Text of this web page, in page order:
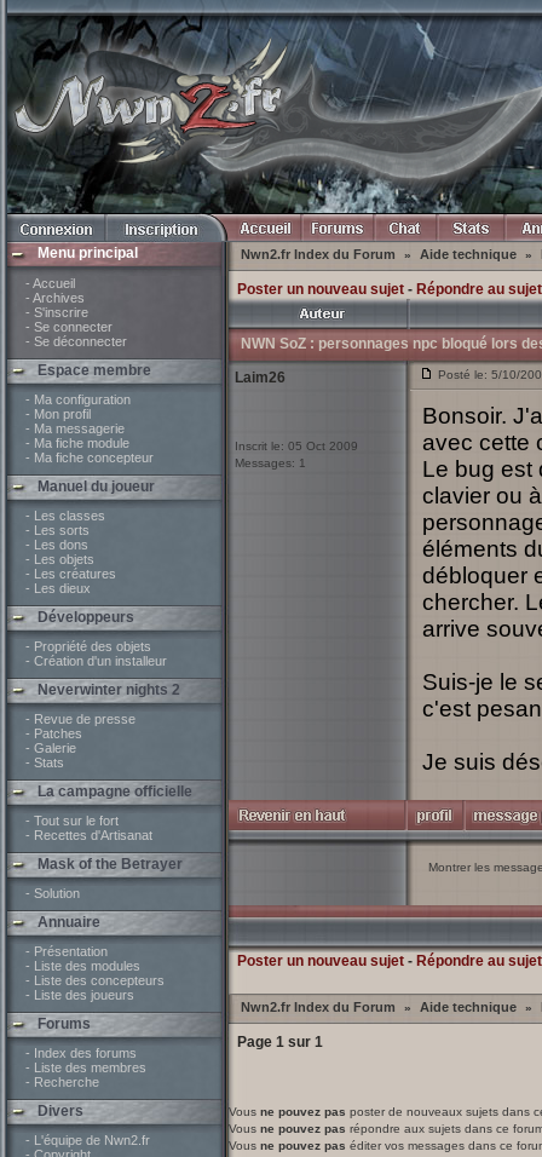
Menu principal
- Accueil
- Archives
- S'inscrire
- Se connecter
- Se déconnecter
Espace membre
- Ma configuration
- Mon profil
- Ma messagerie
- Ma fiche module
- Ma fiche concepteur
Manuel du joueur
- Les classes
- Les sorts
- Les dons
- Les objets
- Les créatures
- Les dieux
Développeurs
- Propriété des objets
- Création d'un installeur
Neverwinter nights 2
- Revue de presse
- Patches
- Galerie
- Stats
La campagne officielle
- Tout sur le fort
- Recettes d'Artisanat
Mask of the Betrayer
- Solution
Annuaire
- Présentation
- Liste des modules
- Liste des concepteurs
- Liste des joueurs
Forums
- Index des forums
- Liste des membres
- Recherche
Divers
- L'équipe de Nwn2.fr
Nwn2.fr Index du Forum » Aide technique »
Poster un nouveau sujet- Répondre au sujet
NWN SoZ : personnages npc bloqué lors
Laim26
Inscrit le: 05 Oct 2009
Messages: 1
Posté le: 5/10/
Bonsoir.
avec cette
Le bug est
clavier ou
éléments
débloquer
chercher.
arrive
Suis-je le
c'est
Je suis
Montrer les
Poster un nouveau sujet- Répondre au sujet
Nwn2.fr Index du Forum » Aide technique »
Page 1sur 1
Vous ne pouvez pas poster de nouveaux sujets dans
Vous ne pouvez pas répondre aux sujets dans ce
Vous ne pouvez pas éditer vos messages dans ce